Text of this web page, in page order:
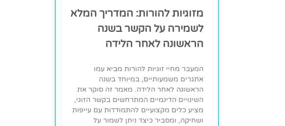
מזוגיות להורות: המדריך המלא
לשמירה על הקשר בשנה
הראשונה לאחר הלידה
המעבר מחיי זוגיות להורות מביא עמו
אתגרים משמעותיים, במיוחד בשנה
הראשונה לאחר הלידה. מאמר זה סוקר את
השינויים הדינמיים המתרחשים בקשר הזוגי,
מציע כלים מקצועיים להתמודדות עם עייפות
ושחיקה, ומסביר כיצד ניתן לשמור על